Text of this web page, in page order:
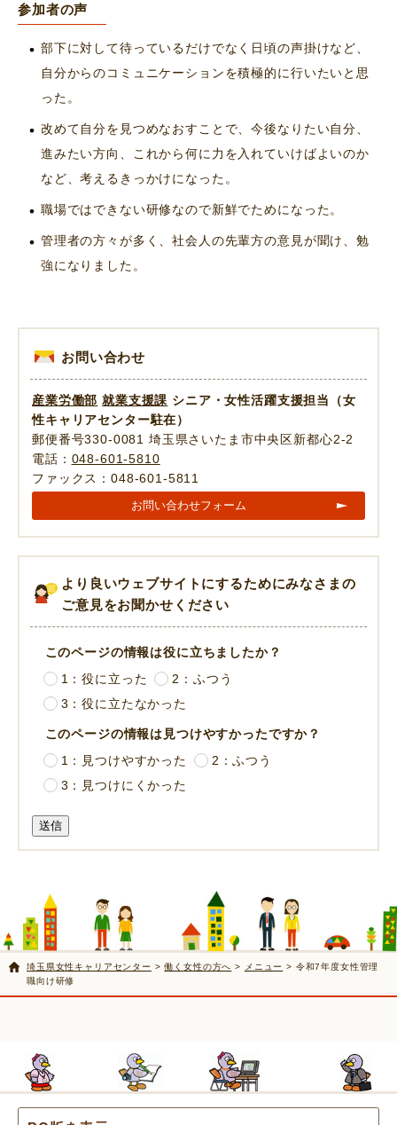
参加者の声
部下に対して待っているだけでなく日頃の声掛けなど、
自分からのコミュニケーションを積極的に行いたいと思
った。
改めて自分を見つめなおすことで、今後なりたい自分、
進みたい方向、これから何に力を入れていけばよいのか
など、考えるきっかけになった。
職場ではできない研修なので新鮮でためになった。
管理者の方々が多く、社会人の先輩方の意見が聞け、勉
強になりました。
お問い合わせ
産業労働部 就業支援課 シニア・女性活躍支援担当（女
性キャリアセンター駐在）
郵便番号330-0081 埼玉県さいたま市中央区新都心2-2
電話： 048-601-5810
ファックス：048-601-5811
お問い合わせフォーム
より良いウェブサイトにするためにみなさまの
ご意見をお聞かせください
このページの情報は役に立ちましたか？
1：役に立った
2：ふつう
3：役に立たなかった
このページの情報は見つけやすかったですか？
1：見つけやすかった
2：ふつう
3：見つけにくかった
送信
埼玉県女性キャリアセンター >働く女性の方へ > メニュー > 令和7年度女性管理
職向け研修